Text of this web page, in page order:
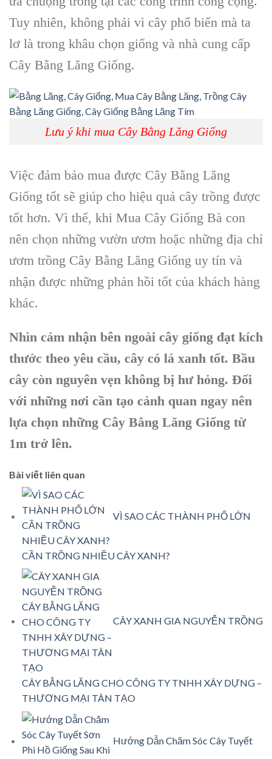
Tuy nhiên, không phải vì cây phổ biến mà ta
lơ là trong khâu chọn giống và nhà cung cấp
Cây Bằng Lăng Giống.
Lưu ý khi mua Cây Bằng Lăng Giống
Việc đảm bảo mua được Cây Bằng Lăng
Giống tốt sẽ giúp cho hiệu quả cây trồng được
tốt hơn. Vì thế, khi Mua Cây Giống Bà con
nên chọn những vườn ươm hoặc những địa chỉ
ươm trồng Cây Bằng Lăng Giống uy tín và
nhận được những phản hồi tốt của khách hàng
khác.
Nhìn cảm nhận bên ngoài cây giống đạt kích
thước theo yêu cầu, cây có lá xanh tốt. Bầu
cây còn nguyên vẹn không bị hư hỏng. Đối
với những nơi cần tạo cảnh quan ngay nên
lựa chọn những Cây Bằng Lăng Giống từ
1m trở lên.
Bài viết liên quan
VÌ SAO CÁC THÀNH PHỐ LỚN
CẦN TRỒNG NHIỀU CÂY XANH?
CÂY XANH GIA NGUYỄN TRỒNG
CÂY BẰNG LĂNG CHO CÔNG TY TNHH XÂY DỰNG –
THƯƠNG MẠI TÂN TẠO
Hướng Dẫn Chăm Sóc Cây Tuyết